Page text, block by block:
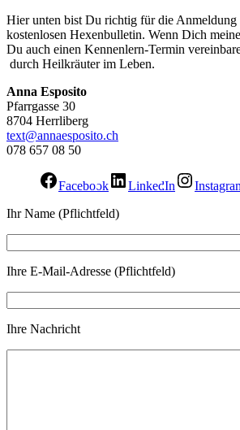
Hier unten bist Du richtig für die Anmeldung
kostenlosen Hexenbulletin. Wenn Dich
Du auch einen Kennenlern-Termin
durch Heilkräuter im Leben.
Anna Esposito
Pfarrgasse 30
8704 Herrliberg
text@annaesposito.ch
078 657 08 50
Facebook LinkedIn
Ihr Name (Pflichtfeld)
Ihre E-Mail-Adresse (Pflichtfeld)
Ihre Nachricht